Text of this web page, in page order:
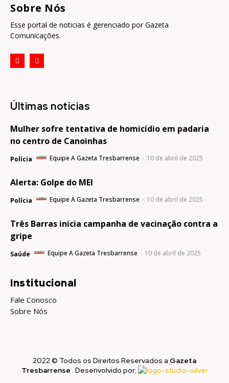
Sobre Nós
Esse portal de noticias é gerenciado por Gazeta
Comunicações.
Últimas notícias
Mulher sofre tentativa de homicídio em padaria
no centro de Canoinhas
Polícia Equipe A Gazeta Tresbarrense - 10 de abril de 2025
Alerta: Golpe do MEI
Polícia Equipe A Gazeta Tresbarrense - 10 de abril de 2025
Três Barras inicia campanha de vacinação contra a
gripe
Saúde Equipe A Gazeta Tresbarrense - 10 de abril de 2025
Institucional
Fale Conosco
Sobre Nós
2022 © Todos os Direitos Reservados a Gazeta
Tresbarrense . Desenvolvido por: